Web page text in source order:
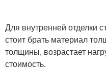
Для внутренней отделки
стоит брать материал
толщины, возрастает
стоимость.